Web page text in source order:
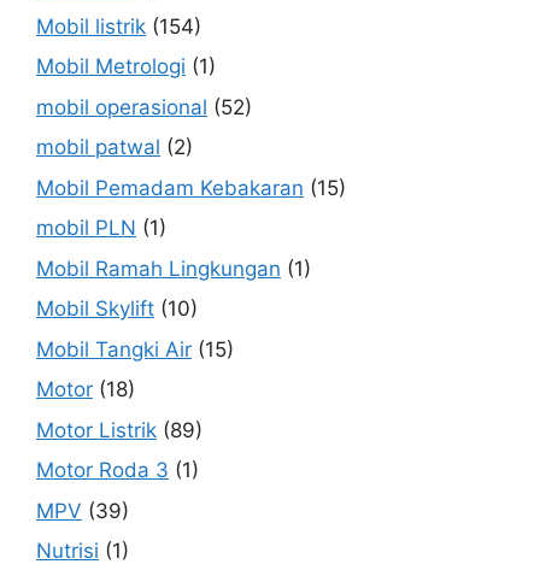
Mobil listrik (154)
Mobil Metrologi (1)
mobil operasional (52)
mobil patwal (2)
Mobil Pemadam Kebakaran (15)
mobil PLN (1)
Mobil Ramah Lingkungan (1)
Mobil Skylift (10)
Mobil Tangki Air (15)
Motor (18)
Motor Listrik (89)
Motor Roda 3 (1)
MPV (39)
Nutrisi (1)